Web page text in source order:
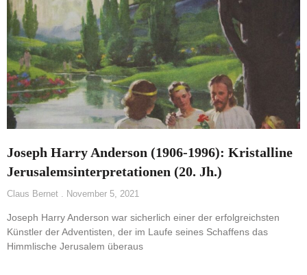
Joseph Harry Anderson (1906-1996): Kristalline
Jerusalemsinterpretationen (20. Jh.)
Claus Bernet November 5, 2021
Joseph Harry Anderson war sicherlich einer der erfolgreichsten
Künstler der Adventisten, der im Laufe seines Schaffens das
Himmlische Jerusalem überaus